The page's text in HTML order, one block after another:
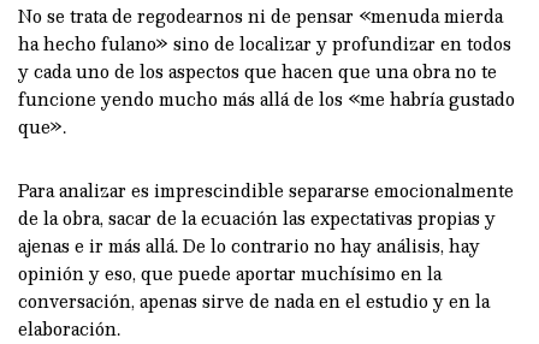
No se trata de regodearnos ni de pensar «menuda mierda
ha hecho fulano» sino de localizar y profundizar en todos
y cada uno de los aspectos que hacen que una obra no te
funcione yendo mucho más allá de los «me habría gustado
que».
Para analizar es imprescindible separarse emocionalmente
de la obra, sacar de la ecuación las expectativas propias y
ajenas e ir más allá. De lo contrario no hay análisis, hay
opinión y eso, que puede aportar muchísimo en la
conversación, apenas sirve de nada en el estudio y en la
elaboración.